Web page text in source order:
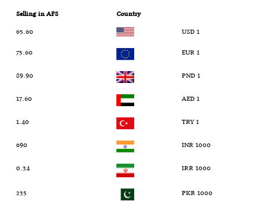
Country
Selling in AFS
1 USD
65.60
1 EUR
75.60
1 PND
89.90
1 AED
17.60
1 TRY
1.40
1000 INR
690
1000 IRR
0.34
1000 PKR
235